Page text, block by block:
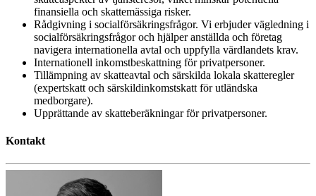
finansiella och skattemässiga risker.
Rådgivning i socialförsäkringsfrågor. Vi erbjuder vägledning i
socialförsäkringsfrågor och hjälper anställda och företag
navigera internationella avtal och uppfylla värdlandets krav.
Internationell inkomstbeskattning för privatpersoner.
Tillämpning av skatteavtal och särskilda lokala skatteregler
(expertskatt och särskildinkomstskatt för utländska
medborgare).
Upprättande av skatteberäkningar för privatpersoner.
Kontakt